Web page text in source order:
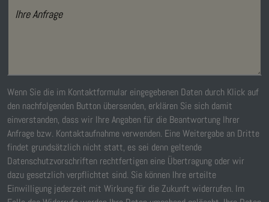
Ihre Anfrage
Wenn Sie die im Kontaktformular eingegebenen Daten durch Klick auf
den nachfolgenden Button übersenden, erklären Sie sich damit
einverstanden, dass wir Ihre Angaben für die Beantwortung Ihrer
Anfrage bzw. Kontaktaufnahme verwenden. Eine Weitergabe an Dritte
findet grundsätzlich nicht statt, es sei denn geltende
Datenschutzvorschriften rechtfertigen eine Übertragung oder wir
dazu gesetzlich verpflichtet sind. Sie können Ihre erteilte
Einwilligung jederzeit mit Wirkung für die Zukunft widerrufen. Im